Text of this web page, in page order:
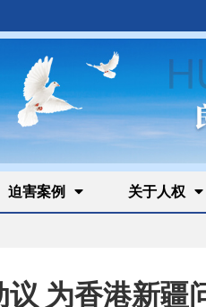
迫害案例 关于人权
为香港新疆